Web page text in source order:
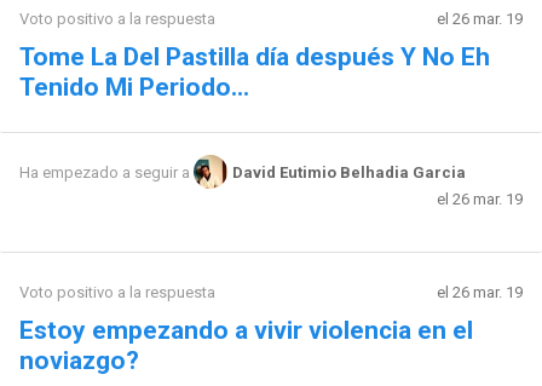
Voto positivo a la respuesta el 26 mar. 19
Tome La Del Pastilla día después Y No Eh
Tenido Mi Periodo...
Ha empezado a seguir a
David Eutimio Belhadia Garcia
el 26 mar. 19
Voto positivo a la respuesta el 26 mar. 19
Estoy empezando a vivir violencia en el
noviazgo?